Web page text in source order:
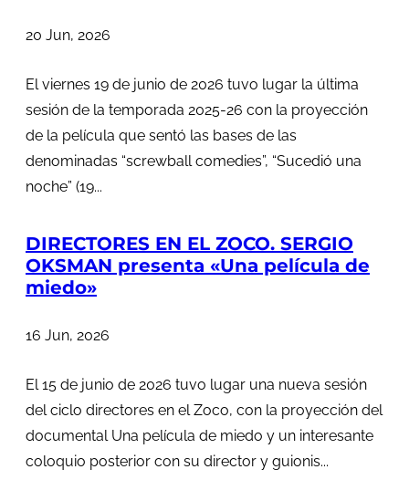
20 Jun, 2026
El viernes 19 de junio de 2026 tuvo lugar la última
sesión de la temporada 2025-26 con la proyección
de la película que sentó las bases de las
denominadas “screwball comedies”, “Sucedió una
noche” (19...
DIRECTORES EN EL ZOCO. SERGIO
OKSMAN presenta «Una película de
miedo»
16 Jun, 2026
El 15 de junio de 2026 tuvo lugar una nueva sesión
del ciclo directores en el Zoco, con la proyección del
documental Una película de miedo y un interesante
coloquio posterior con su director y guionis...